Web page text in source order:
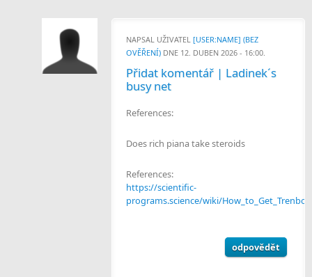
NAPSAL UŽIVATEL [USER:NAME] (BEZ
OVĚŘENÍ) DNE 12. DUBEN 2026 - 16:00.
Přidat komentář | Ladinek´s
busy net
References:
Does rich piana take steroids
References:
https://scientific-
programs.science/wiki/
odpovědět